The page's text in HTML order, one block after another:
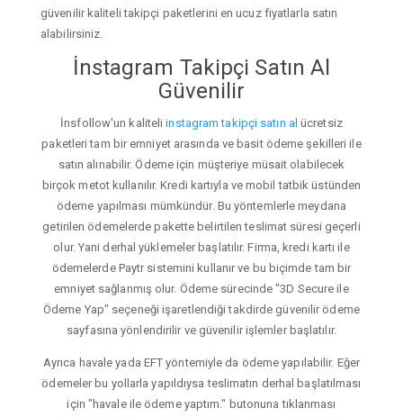
güvenilir kaliteli takipçi paketlerini en ucuz fiyatlarla satın
alabilirsiniz.
İnstagram Takipçi Satın Al
Güvenilir
İnsfollow'un kaliteliinstagram takipçi satın al ücretsiz
paketleri tam bir emniyet arasında ve basit ödeme şekilleri ile
satın alınabilir. Ödeme için müşteriye müsait olabilecek
birçok metot kullanılır. Kredi kartıyla ve mobil tatbik üstünden
ödeme yapılması mümkündür. Bu yöntemlerle meydana
getirilen ödemelerde pakette belirtilen teslimat süresi geçerli
olur. Yani derhal yüklemeler başlatılır. Firma, kredi kartı ile
ödemelerde Paytr sistemini kullanır ve bu biçimde tam bir
emniyet sağlanmış olur. Ödeme sürecinde "3D Secure ile
Ödeme Yap" seçeneği işaretlendiği takdirde güvenilir ödeme
sayfasına yönlendirilir ve güvenilir işlemler başlatılır.
Ayrıca havale yada EFT yöntemiyle da ödeme yapılabilir. Eğer
ödemeler bu yollarla yapıldıysa teslimatın derhal başlatılması
için "havale ile ödeme yaptım." butonuna tıklanması